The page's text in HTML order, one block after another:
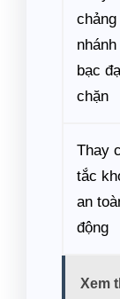
chảng
bạc
chặn
Thay
tắc
an
động
Xem